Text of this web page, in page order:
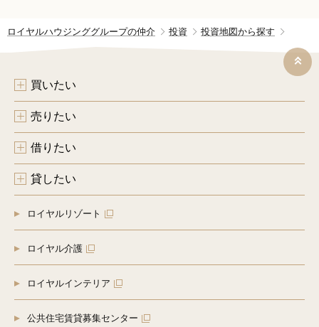
ロイヤルハウジンググループの仲介 投資 投資地図から探す
買いたい
売りたい
借りたい
貸したい
ロイヤルリゾート
ロイヤル介護
ロイヤルインテリア
公共住宅賃貸募集センター